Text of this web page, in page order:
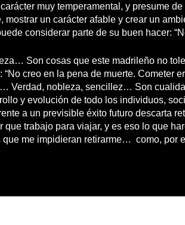
muy temperamental, y presume
mostrar un carácter afable y crear un
considerar parte de su buen hacer:
Son cosas que este madrileño no
“No creo en la pena de muerte. Cometer
Verdad, nobleza, sencillez… Son
y evolución de todo los individuos,
a un previsible éxito futuro descarta
que trabajo para viajar, y es eso lo que
que me impidieran retirarme… como, por